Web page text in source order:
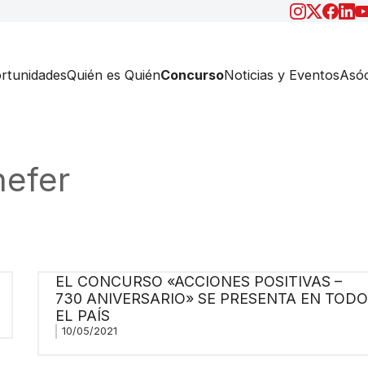
Quién es QuiénConcursoNoticias y Eventos
EL CONCURSO «ACCIONES POSITIVAS –
730 ANIVERSARIO» SE PRESENTA EN TODO
EL PAÍS
10/05/2021